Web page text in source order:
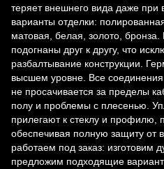
теряет внешнего вида даже при
варианты отделки:
матовая, белая, золото,
подогнаны друг к другу, что
разбалтывание конструкции.
высшем уровне. Все
не просачивается за пределы
полу и проблемы с плесенью.
прилегают к стеклу и профилю,
обеспечивая полную защиту от
работаем под заказ:
предложим подходящие